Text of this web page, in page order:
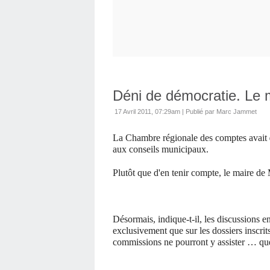
Déni de démocratie. Le
17 Avril 2011, 07:29am | Publié par Marc Jammet
La Chambre régionale des comptes
aux conseils municipaux.
Plutôt que d'en tenir compte, le maire de
Désormais, indique-t-il, les discussions
exclusivement que sur les dossiers
commissions ne pourront y assister …